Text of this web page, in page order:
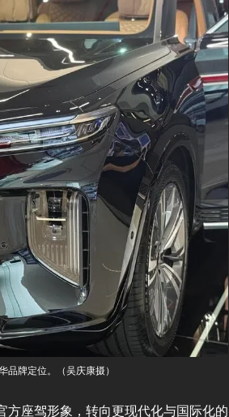
牌定位。（吴庆康摄）
座驾形象，转向更现代化与国际化的